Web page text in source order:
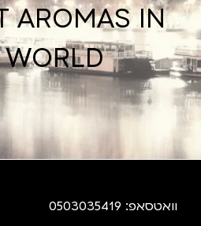
AROMAS IN
וואטסאפ: 0503035419